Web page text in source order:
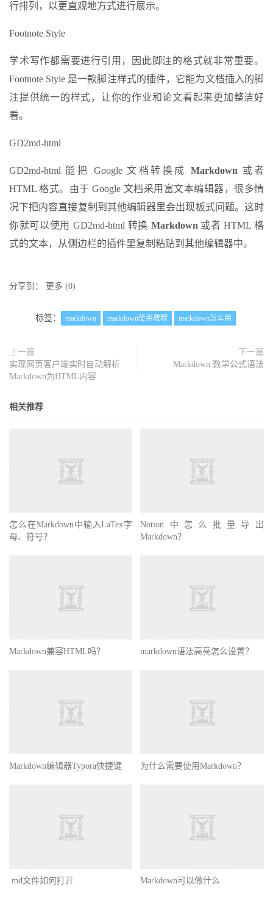
行排列，以更直观地方式进行展示。
Footnote Style
学术写作都需要进行引用，因此脚注的格式就非常重要。
Footnote Style 是一款脚注样式的插件，它能为文档插入的脚
注提供统一的样式，让你的作业和论文看起来更加整洁好
看。
GD2md-html
GD2md-html 能把 Google 文档转换成Markdown 或者
HTML 格式。由于 Google 文档采用富文本编辑器，很多情
况下把内容直接复制到其他编辑器里会出现板式问题。这时
你就可以使用 GD2md-html 转换 Markdown 或者 HTML 格
式的文本，从侧边栏的插件里复制粘贴到其他编辑器中。
分享到： 更多 (0)
标签： markdown markdown使用教程 markdown怎么用
上一篇
实现网页客户端实时自动解析
Markdown为HTML内容
下一篇
Markdown 数学公式语法
相关推荐
怎么在Markdown中输入LaTex字
母、符号？
Notion中怎么批量导出
Markdown？
Markdown兼容HTML吗？ markdown语法高亮怎么设置？
Markdown编辑器Typora快捷键 为什么需要使用Markdown？
.md文件如何打开 Markdown可以做什么